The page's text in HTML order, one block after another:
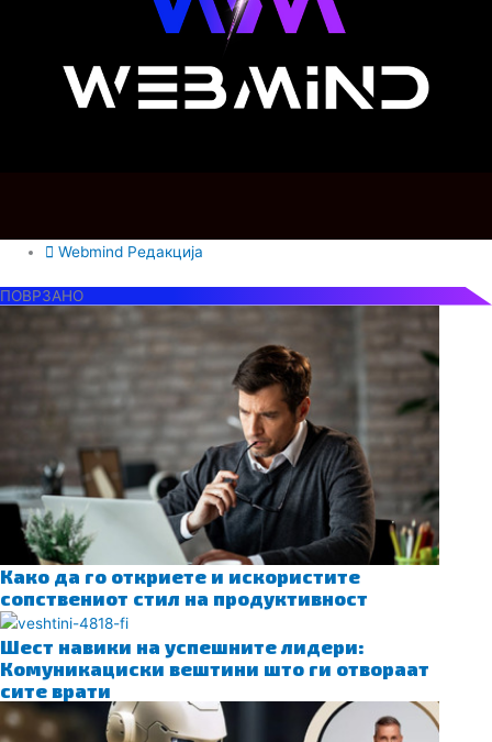
Webmind Редакција
ПОВРЗАНО
Како да го откриете и искористите
сопствениот стил на продуктивност
Шест навики на успешните лидери:
Комуникациски вештини што ги отвораат
сите врати